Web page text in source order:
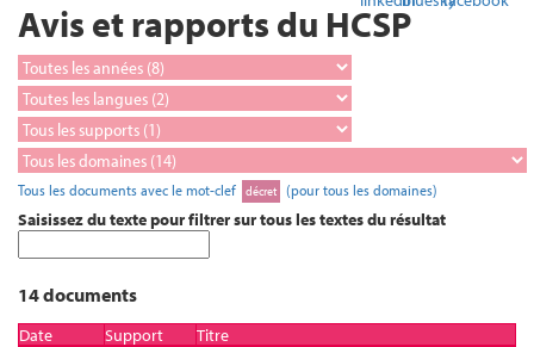
Avis et rapports du HCSP
Tous les documents avec le mot-clef décret (pour tous les domaines)
Saisissez du texte pour filtrer sur tous les textes du résultat
14 documents
Date Support
Titre